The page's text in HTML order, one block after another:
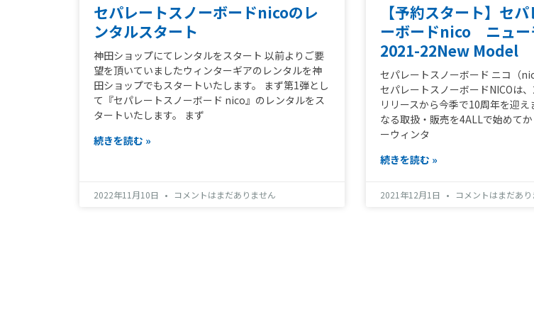
セパレートスノーボードnicoのレ
ンタルスタート
神田ショップにてレンタルをスタート 以前よりご要
望を頂いていましたウィンターギアのレンタルを神
田ショップでもスタートいたします。 まず第1弾とし
て『セパレートスノーボード nico』のレンタルをス
タートいたします。 まず
続きを読む »
2022年11月10日 コメントはまだありません
【予約スタート】セ
ーボードnico ニュー
2021-22New Model
セパレートスノーボード ニコ（
セパレートスノーボードNICOは
リリースから今季で10周年を迎え
なる取扱・販売を4ALLで始めて
ーウィンタ
続きを読む »
2021年12月1日 コメントはまだあ